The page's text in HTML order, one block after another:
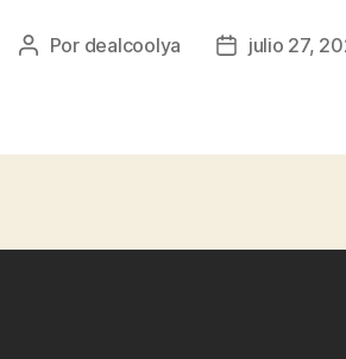
Autor
Por dealcoolya
Fechajulio 27,